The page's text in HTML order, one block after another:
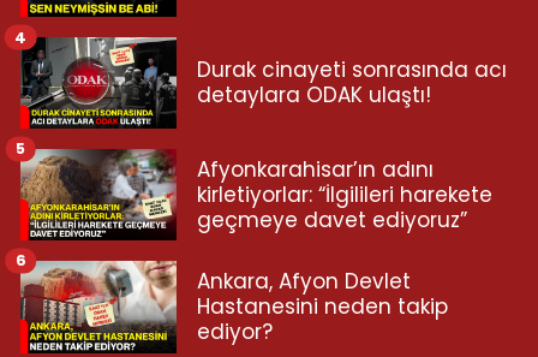
Durak cinayeti sonrasında acı
detaylara ODAK ulaştı!
4
Afyonkarahisar’ın adını
kirletiyorlar: “İlgilileri harekete
geçmeye davet ediyoruz”
5
Ankara, Afyon Devlet
Hastanesini neden takip
ediyor?
6